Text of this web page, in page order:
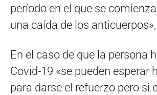
período en el que se
una caída de los
En el caso de que la persona
Covid-19 «se pueden esperar
para darse el refuerzo pero si